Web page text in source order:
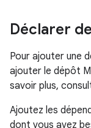
Déclarer
Pour ajouter une
ajouter le dépôt
savoir plus,
Ajoutez les
dont vous avez